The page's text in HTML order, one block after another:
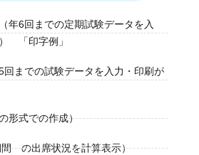
年6回までの定期試験データを入
「印字例」
回までの試験データを入力・印刷が
形式での作成）
間 の出席状況を計算表示）